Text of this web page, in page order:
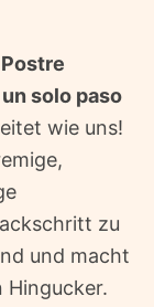
Postre
solo paso
wie uns!
zu
und macht
Hingucker.